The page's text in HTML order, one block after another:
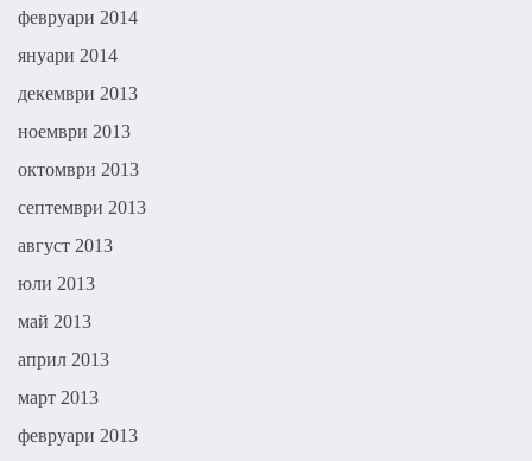
февруари 2014
януари 2014
декември 2013
ноември 2013
октомври 2013
септември 2013
август 2013
юли 2013
май 2013
април 2013
март 2013
февруари 2013